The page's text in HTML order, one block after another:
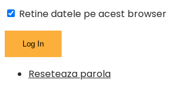
Retine datele pe acest browser
Reseteaza parola